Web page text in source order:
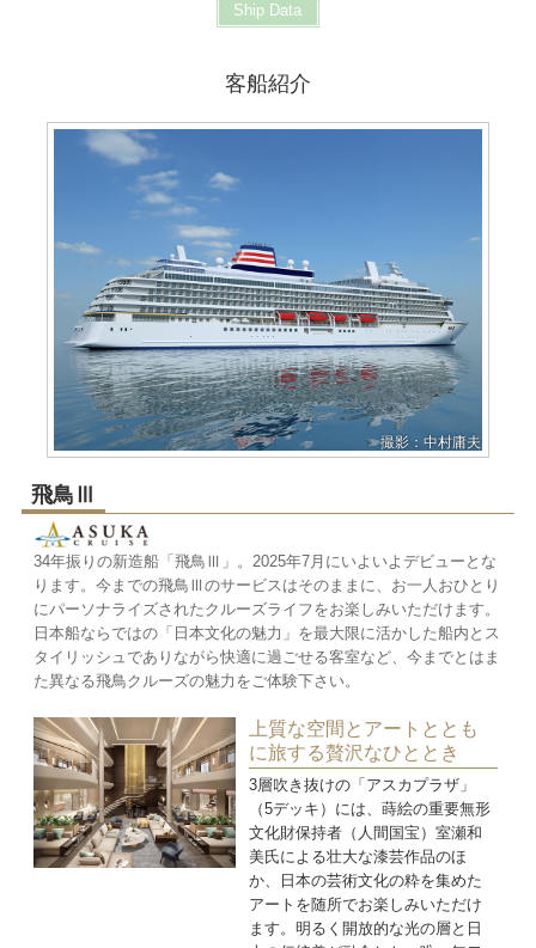
Ship Data
客船紹介
撮影：中村庸夫
飛鳥Ⅲ
34年振りの新造船「飛鳥Ⅲ」。2025年7月にいよいよデビューとな
ります。今までの飛鳥Ⅲのサービスはそのままに、お一人おひとり
にパーソナライズされたクルーズライフをお楽しみいただけます。
日本船ならではの「日本文化の魅力」を最大限に活かした船内とス
タイリッシュでありながら快適に過ごせる客室など、今までとはま
た異なる飛鳥クルーズの魅力をご体験下さい。
上質な空間とアートととも
に旅する贅沢なひととき
3層吹き抜けの「アスカプラザ」
（5デッキ）には、蒔絵の重要無形
文化財保持者（人間国宝）室瀬和
美氏による壮大な漆芸作品のほ
か、日本の芸術文化の粋を集めた
アートを随所でお楽しみいただけ
ます。明るく開放的な光の層と日